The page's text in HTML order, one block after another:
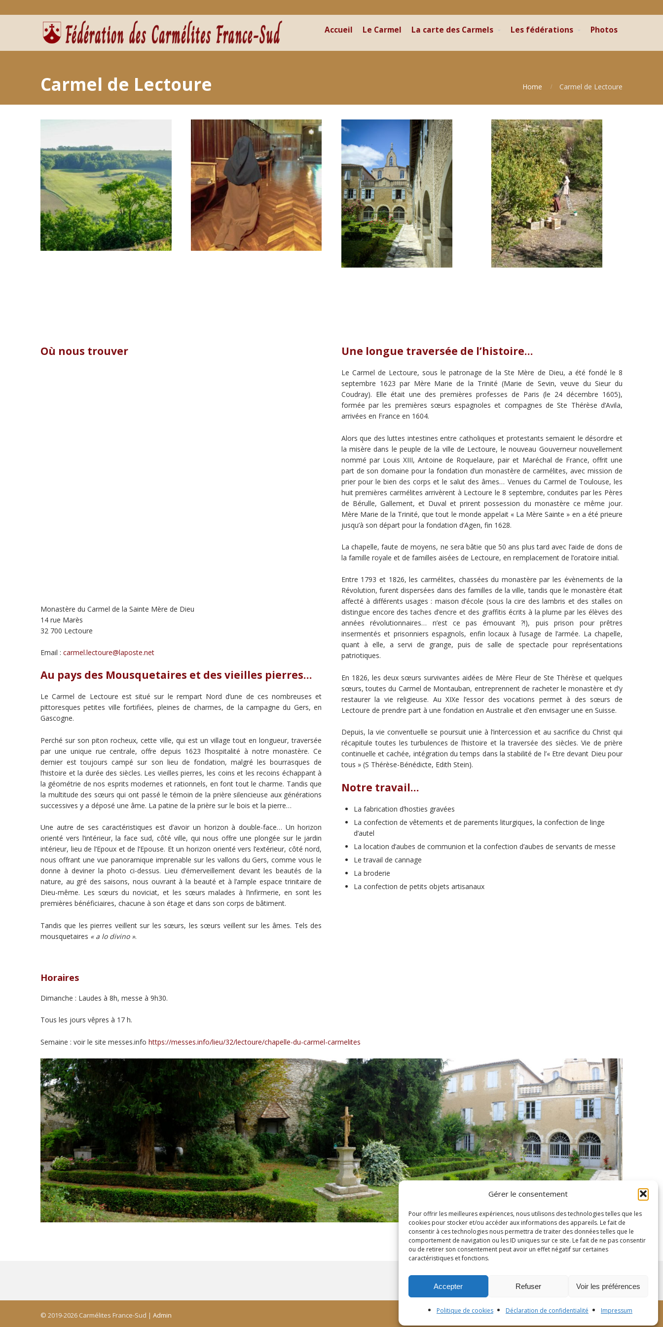
Gérer le consentement
Pour offrir les meilleures expériences, nous utilisons des technologies telles que les
cookies pour stocker et/ou accéder aux informations des appareils. Le fait de
consentir à ces technologies nous permettra de traiter des données telles que le
comportement de navigation ou les ID uniques sur ce site. Le fait de ne pas consentir
ou de retirer son consentement peut avoir un effet négatif sur certaines
caractéristiques et fonctions.
Accepter Refuser Voir les préférences
Politique de cookies Déclaration de confidentialité Impressum
Accueil Le Carmel La carte des Carmels Les fédérations Photos
Carmel de Lectoure Home Carmel de Lectoure
Où nous trouver
Monastère du Carmel de la Sainte Mère de Dieu
14 rue Marès
32 700 Lectoure
Email : carmel.lectoure@laposte.net
Au pays des Mousquetaires et des vieilles pierres…
Le Carmel de Lectoure est situé sur le rempart Nord d’une de ces nombreuses et
pittoresques petites ville fortifiées, pleines de charmes, de la campagne du Gers, en
Gascogne.
Perché sur son piton rocheux, cette ville, qui est un village tout en longueur, traversée
par une unique rue centrale, offre depuis 1623 l’hospitalité à notre monastère. Ce
dernier est toujours campé sur son lieu de fondation, malgré les bourrasques de
l’histoire et la durée des siècles. Les vieilles pierres, les coins et les recoins échappant à
la géométrie de nos esprits modernes et rationnels, en font tout le charme. Tandis que
la multitude des sœurs qui ont passé le témoin de la prière silencieuse aux générations
successives y a déposé une âme. La patine de la prière sur le bois et la pierre…
Une autre de ses caractéristiques est d’avoir un horizon à double-face… Un horizon
orienté vers l’intérieur, la face sud, côté ville, qui nous offre une plongée sur le jardin
intérieur, lieu de l’Epoux et de l’Epouse. Et un horizon orienté vers l’extérieur, côté nord,
nous offrant une vue panoramique imprenable sur les vallons du Gers, comme vous le
donne à deviner la photo ci-dessus. Lieu d’émerveillement devant les beautés de la
nature, au gré des saisons, nous ouvrant à la beauté et à l’ample espace trinitaire de
Dieu-même. Les sœurs du noviciat, et les sœurs malades à l’infirmerie, en sont les
premières bénéficiaires, chacune à son étage et dans son corps de bâtiment.
Tandis que les pierres veillent sur les sœurs, les sœurs veillent sur les âmes. Tels des
mousquetaires « a lo divino ».
Une longue traversée de l’histoire…
Le Carmel de Lectoure, sous le patronage de la Ste Mère de Dieu, a été fondé le 8
septembre 1623 par Mère Marie de la Trinité (Marie de Sevin, veuve du Sieur du
Coudray). Elle était une des premières professes de Paris (le 24 décembre 1605),
formée par les premières sœurs espagnoles et compagnes de Ste Thérèse d’Avila,
arrivées en France en 1604.
Alors que des luttes intestines entre catholiques et protestants semaient le désordre et
la misère dans le peuple de la ville de Lectoure, le nouveau Gouverneur nouvellement
nommé par Louis XIII, Antoine de Roquelaure, pair et Maréchal de France, offrit une
part de son domaine pour la fondation d’un monastère de carmélites, avec mission de
prier pour le bien des corps et le salut des âmes… Venues du Carmel de Toulouse, les
huit premières carmélites arrivèrent à Lectoure le 8 septembre, conduites par les Pères
de Bérulle, Gallement, et Duval et prirent possession du monastère ce même jour.
Mère Marie de la Trinité, que tout le monde appelait « La Mère Sainte » en a été prieure
jusqu’à son départ pour la fondation d’Agen, fin 1628.
La chapelle, faute de moyens, ne sera bâtie que 50 ans plus tard avec l’aide de dons de
la famille royale et de familles aisées de Lectoure, en remplacement de l’oratoire initial.
Entre 1793 et 1826, les carmélites, chassées du monastère par les évènements de la
Révolution, furent dispersées dans des familles de la ville, tandis que le monastère était
affecté à différents usages : maison d’école (sous la cire des lambris et des stalles on
distingue encore des taches d’encre et des graffitis écrits à la plume par les élèves des
années révolutionnaires… n’est ce pas émouvant ?!), puis prison pour prêtres
insermentés et prisonniers espagnols, enfin locaux à l’usage de l’armée. La chapelle,
quant à elle, a servi de grange, puis de salle de spectacle pour représentations
patriotiques.
En 1826, les deux sœurs survivantes aidées de Mère Fleur de Ste Thérèse et quelques
sœurs, toutes du Carmel de Montauban, entreprennent de racheter le monastère et d’y
restaurer la vie religieuse. Au XIXe l’essor des vocations permet à des sœurs de
Lectoure de prendre part à une fondation en Australie et d’en envisager une en Suisse.
Depuis, la vie conventuelle se poursuit unie à l’intercession et au sacrifice du Christ qui
récapitule toutes les turbulences de l’histoire et la traversée des siècles. Vie de prière
continuelle et cachée, intégration du temps dans la stabilité de l’« Etre devant Dieu pour
tous » (S Thérèse-Bénédicte, Edith Stein).
Notre travail…
La fabrication d’hosties gravées
La confection de vêtements et de parements liturgiques, la confection de linge
d’autel
La location d’aubes de communion et la confection d’aubes de servants de messe
Le travail de cannage
La broderie
La confection de petits objets artisanaux
Horaires
Dimanche : Laudes à 8h, messe à 9h30.
Tous les jours vêpres à 17 h.
Semaine : voir le site messes.info https://messes.info/lieu/32/lectoure/chapelle-du-carmel-carmelites
© 2019-2026 Carmélites France-Sud | Admin